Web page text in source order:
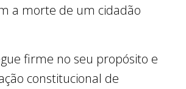
a morte de um cidadão
firme no seu propósito e
constitucional de